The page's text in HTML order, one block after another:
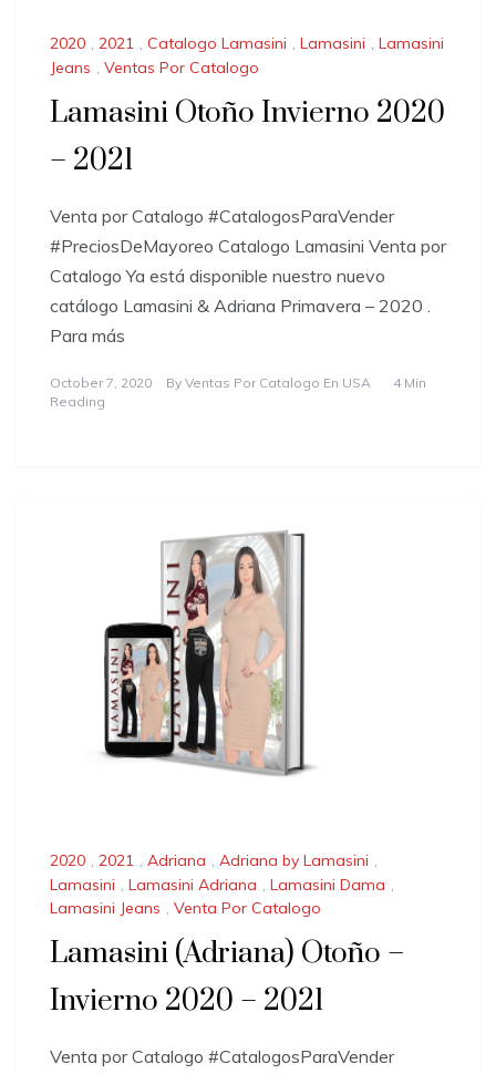
2020 , 2021 , Catalogo Lamasini , Lamasini , Lamasini
Jeans , Ventas Por Catalogo
Lamasini Otoño Invierno 2020
– 2021
Venta por Catalogo #CatalogosParaVender
#PreciosDeMayoreo Catalogo Lamasini Venta por
Catalogo Ya está disponible nuestro nuevo
catálogo Lamasini & Adriana Primavera – 2020 .
Para más
October 7, 2020 By Ventas Por Catalogo En USA
4 Min
Reading
2020 , 2021 , Adriana , Adriana by Lamasini ,
Lamasini , Lamasini Adriana , Lamasini Dama ,
Lamasini Jeans , Venta Por Catalogo
Lamasini (Adriana) Otoño –
Invierno 2020 – 2021
Venta por Catalogo #CatalogosParaVender